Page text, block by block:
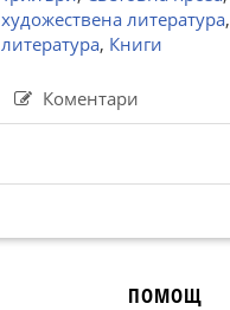
художествена литература,
литература, Книги
Коментари
ПОМОЩ